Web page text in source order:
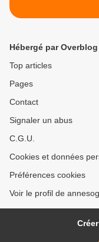
Hébergé par Overblog
Top articles
Pages
Contact
Signaler un abus
C.G.U.
Cookies et données
Préférences cookies
Voir le profil de